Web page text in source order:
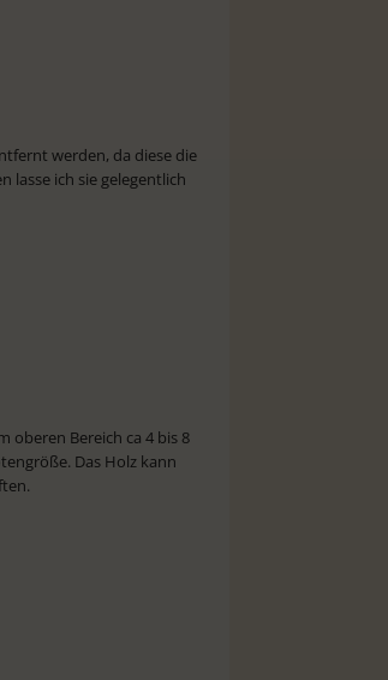
werden, da diese die
lasse ich sie gelegentlich
oberen Bereich ca 4 bis 8
Das Holz kann